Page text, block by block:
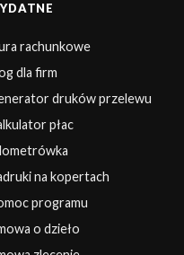
rachunkowe
dla firm
druków przelewu
płac
na kopertach
programu
o dzieło